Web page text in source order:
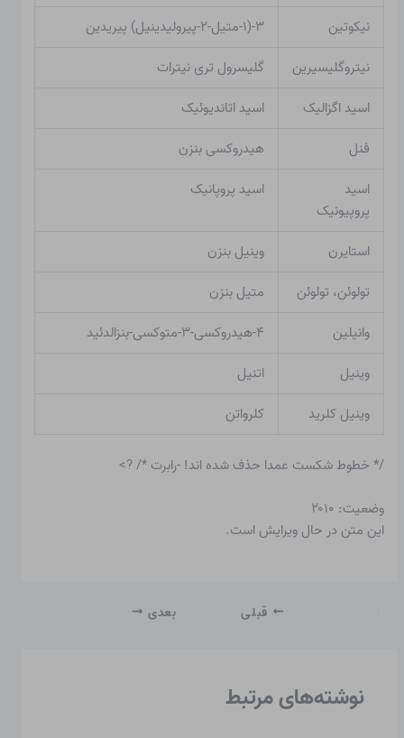
نیکوتین
۳-(۱-متیل-۲-پیرولیدینیل) پیریدین
نیتروگلیسیرین
گلیسرول تری نیترات
اسید اگزالیک
اسید اتاندیوئیک
فنل
هیدروکسی بنزن
اسید
پروپیونیک
اسید پروپانیک
استایرن
وینیل بنزن
تولوئن، تولوئن
متیل بنزن
وانیلین
۴-هیدروکسی-۳-متوکسی-بنزالدئید
وینیل
اتنیل
وینیل کلرید
کلرواتن
/* خطوط شکست عمدا حذف شده اند! -رابرت */ ?>
وضعیت: ۲۰۱۰
این متن در حال ویرایش است.
قبلی بعدی
نوشته‌های مرتبط